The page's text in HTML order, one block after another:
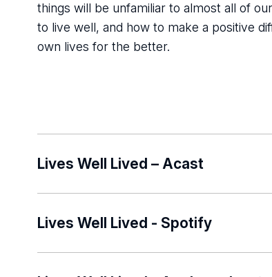
things will be unfamiliar to almost all of
to live well, and how to make a positive
own lives for the better.
Lives Well Lived – Acast
Lives Well Lived - Spotify